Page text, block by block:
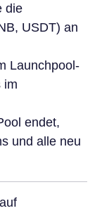
die
USDT) an
Launchpool-
im
endet,
und alle neu